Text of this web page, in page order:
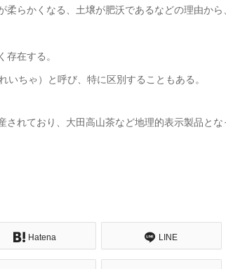
らかくなる、土壌が肥沃であるなどの理由か
存在する。
ちゃ）と呼び、特に区別することもある。
れており、大田高山茶など地理的表示製品とな
Hatena LINE